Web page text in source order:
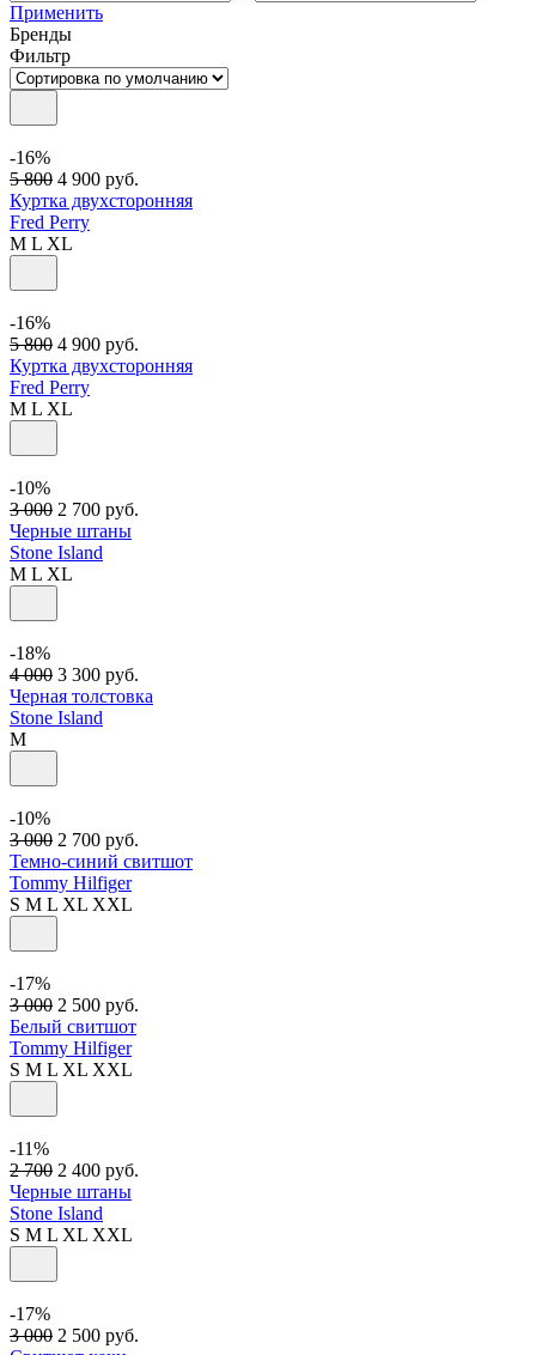
Применить
Бренды
Фильтр
-16%
5 800 4 900 руб.
Куртка двухсторонняя
Fred Perry
M L XL
-16%
5 800 4 900 руб.
Куртка двухсторонняя
Fred Perry
M L XL
-10%
3 000 2 700 руб.
Черные штаны
Stone Island
M L XL
-18%
4 000 3 300 руб.
Черная толстовка
Stone Island
M
-10%
3 000 2 700 руб.
Темно-синий свитшот
Tommy Hilfiger
S M L XL XXL
-17%
3 000 2 500 руб.
Белый свитшот
Tommy Hilfiger
S M L XL XXL
-11%
2 700 2 400 руб.
Черные штаны
Stone Island
S M L XL XXL
-17%
3 000 2 500 руб.